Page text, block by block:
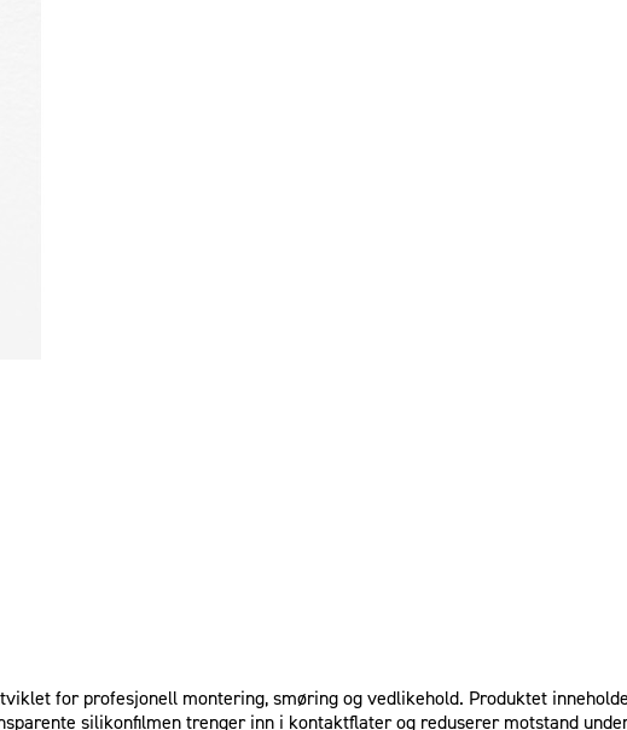
for profesjonell montering, smøring og vedlikehold. Produktet
silikonfilmen trenger inn i kontaktflater og reduserer motstand